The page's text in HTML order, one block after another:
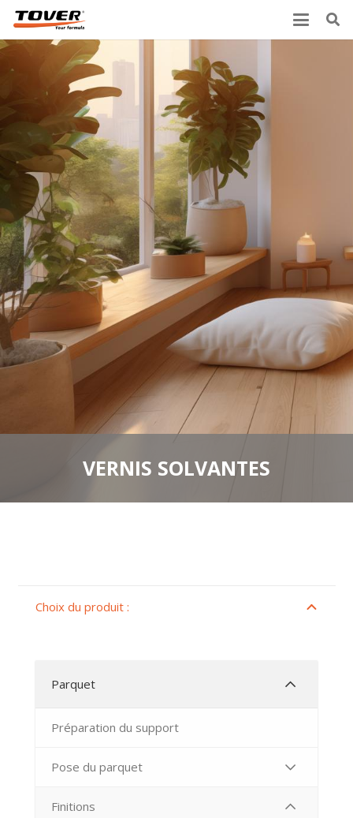
VERNIS SOLVANTES
Choix du produit :
Parquet
Préparation du support
Pose du parquet
Finitions